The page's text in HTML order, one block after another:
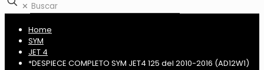
✕
Home
SYM
JET 4
*DESPIECE COMPLETO SYM JET4 125 del 2010-2016 (AD12W1)